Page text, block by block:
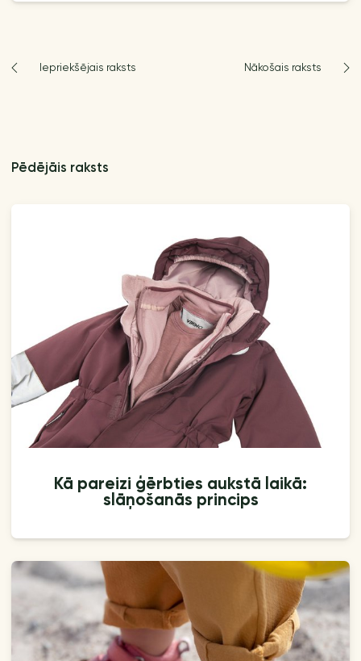
Iepriekšējais raksts Nākošais raksts
Pēdējāis raksts
Kā pareizi ģērbties aukstā laikā:
slāņošanās princips